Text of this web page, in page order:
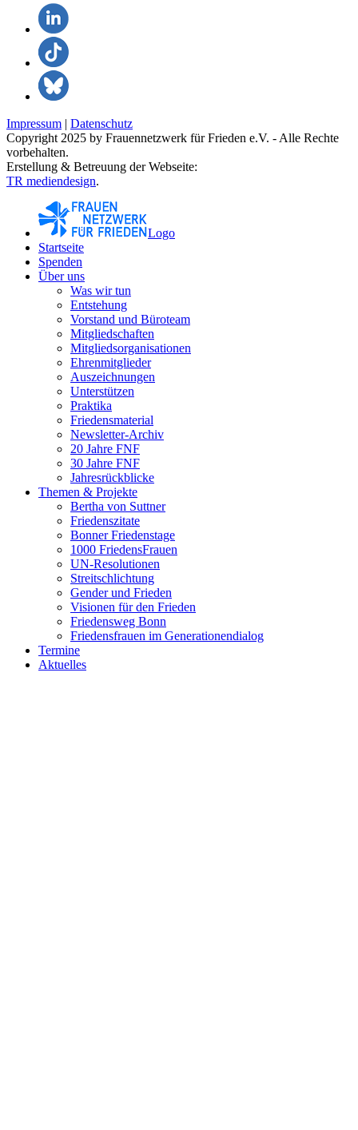
Impressum | Datenschutz
Copyright 2025 by Frauennetzwerk für Frieden e.V. - Alle Rechte
vorbehalten.
Erstellung & Betreuung der Webseite:
TR mediendesign.
Logo
Startseite
Spenden
Über uns
Was wir tun
Entstehung
Vorstand und Büroteam
Mitgliedschaften
Mitgliedsorganisationen
Ehrenmitglieder
Auszeichnungen
Unterstützen
Praktika
Friedensmaterial
Newsletter-Archiv
20 Jahre FNF
30 Jahre FNF
Jahresrückblicke
Themen & Projekte
Bertha von Suttner
Friedenszitate
Bonner Friedenstage
1000 FriedensFrauen
UN-Resolutionen
Streitschlichtung
Gender und Frieden
Visionen für den Frieden
Friedensweg Bonn
Friedensfrauen im Generationendialog
Termine
Aktuelles